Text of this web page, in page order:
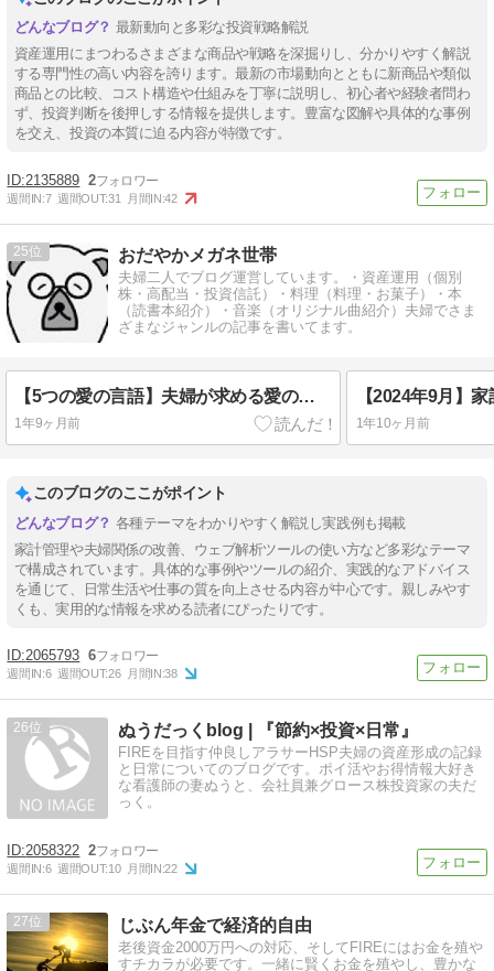
最新動向と多彩な投資戦略解説
資産運用にまつわるさまざまな商品や戦略を深掘りし、分かりやすく解説
する専門性の高い内容を誇ります。最新の市場動向とともに新商品や類似
商品との比較、コスト構造や仕組みを丁寧に説明し、初心者や経験者問わ
ず、投資判断を後押しする情報を提供します。豊富な図解や具体的な事例
を交え、投資の本質に迫る内容が特徴です。
2135889 2
週間IN:7 週間OUT:31 月間IN:42
25 おだやかメガネ世帯
夫婦二人でブログ運営しています。・資産運用（個別
株・高配当・投資信託）・料理（料理・お菓子）・本
（読書本紹介）・音楽（オリジナル曲紹介）夫婦でさま
ざまなジャンルの記事を書いてます。
【5つの愛の言語】夫婦が求める愛の形を知る方法【無料診断】
1年9ヶ月前 1年10ヶ月前
このブログのここがポイント
各種テーマをわかりやすく解説し実践例も掲載
家計管理や夫婦関係の改善、ウェブ解析ツールの使い方など多彩なテーマ
で構成されています。具体的な事例やツールの紹介、実践的なアドバイス
を通じて、日常生活や仕事の質を向上させる内容が中心です。親しみやす
くも、実用的な情報を求める読者にぴったりです。
2065793 6
週間IN:6 週間OUT:26 月間IN:38
26 ぬうだっくblog | 『節約×投資×日常』
FIREを目指す仲良しアラサーHSP夫婦の資産形成の記録
と日常についてのブログです。ポイ活やお得情報大好き
な看護師の妻ぬうと、会社員兼グロース株投資家の夫だ
っく。
2058322 2
週間IN:6 週間OUT:10 月間IN:22
27 じぶん年金で経済的自由
老後資金2000万円への対応、そしてFIREにはお金を殖や
すチカラが必要です。一緒に賢くお金を殖やし、豊かな